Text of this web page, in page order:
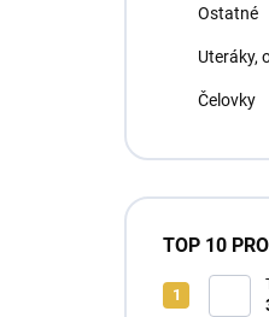
Ostatné
Uteráky,
Čelovky
TOP 10